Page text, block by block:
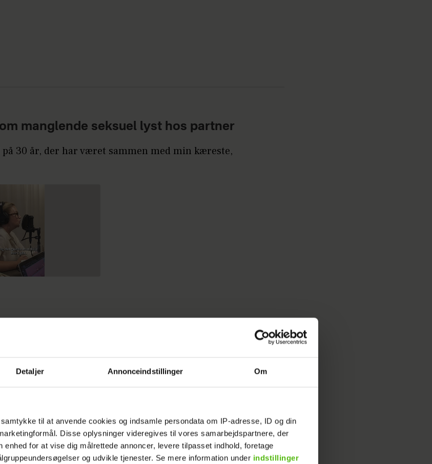
Detaljer Annonceindstillinger Om
til at anvende cookies og indsamle persondata om IP-adresse, ID og din
Disse oplysninger videregives til vores samarbejdspartnere, der
enhed for at vise dig målrettede annoncer, levere tilpasset indhold, foretage
og udvikle tjenester. Se mere information under indstillinger
manglende seksuel lyst hos partner
på 30 år, der har været sammen med min kæreste,
små børn, hvoraf den yngste lige er fyldt to år.
Min søns kæreste udnytter ham